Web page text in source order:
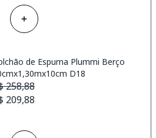
de Espuma Plummi Berço
D18
258,88
209,88